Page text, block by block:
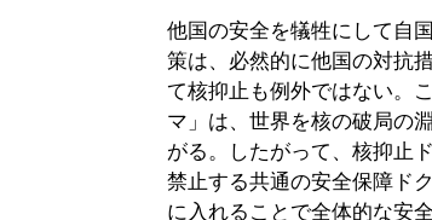
他国の安全を犠牲にして自
策は、必然的に他国の対抗
て核抑止も例外ではない。
マ」は、世界を核の破局の
がる。したがって、核抑止
禁止する共通の安全保障ド
に入れることで全体的な安